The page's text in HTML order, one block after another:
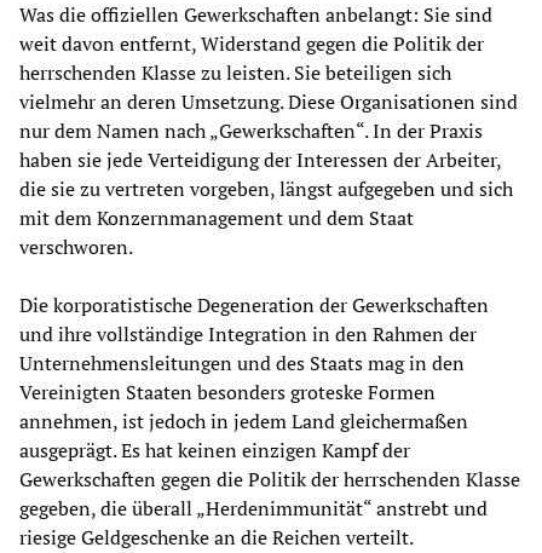
Was die offiziellen Gewerkschaften anbelangt: Sie sind
weit davon entfernt, Widerstand gegen die Politik der
herrschenden Klasse zu leisten. Sie beteiligen sich
vielmehr an deren Umsetzung. Diese Organisationen sind
nur dem Namen nach „Gewerkschaften“. In der Praxis
haben sie jede Verteidigung der Interessen der Arbeiter,
die sie zu vertreten vorgeben, längst aufgegeben und sich
mit dem Konzernmanagement und dem Staat
verschworen.
Die korporatistische Degeneration der Gewerkschaften
und ihre vollständige Integration in den Rahmen der
Unternehmensleitungen und des Staats mag in den
Vereinigten Staaten besonders groteske Formen
annehmen, ist jedoch in jedem Land gleichermaßen
ausgeprägt. Es hat keinen einzigen Kampf der
Gewerkschaften gegen die Politik der herrschenden Klasse
gegeben, die überall „Herdenimmunität“ anstrebt und
riesige Geldgeschenke an die Reichen verteilt.